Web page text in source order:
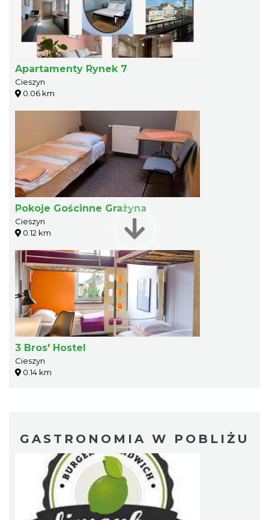
Apartamenty Rynek 7
Cieszyn
0.06 km
Pokoje Gościnne Grażyna
Cieszyn
0.12 km
3 Bros' Hostel
Cieszyn
0.14 km
GASTRONOMIA W POBLIŻU